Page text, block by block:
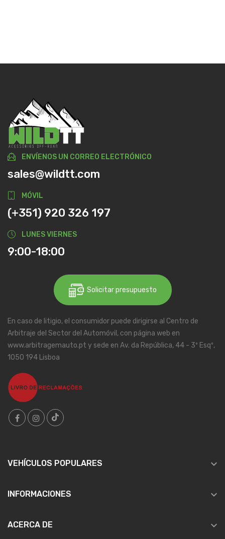
ENVÍENOS UN CORREO ELECTRÓNICO
sales@wildtt.com
MÓVIL
(+351) 920 326 197
LUNES VIERNES
9:00-18:00
Solicitar presupuesto
En caso de litigio, el consumidor puede dirigirse al Centro de
Arbitraje del Sector del Automóvil, con página web en
www.arbitragemauto.pt y sede en Av. da República, 44 - 3º Esqº,
1050 194 Lisboa
VEHÍCULOS POPULARES 
INFORMACIONES 
ACERCA DE 